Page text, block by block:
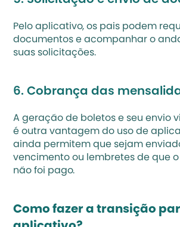
Pelo aplicativo, os pais podem
documentos e acompanhar o
suas solicitações.
6. Cobrança das
A geração de boletos e seu envio
é outra vantagem do uso de
ainda permitem que sejam
vencimento ou lembretes de que
não foi pago.
Como fazer a transição